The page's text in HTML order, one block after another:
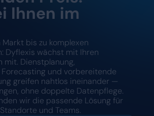
Ihnen im
Markt bis zu komplexen
Dyflexis wächst mit Ihren
mit. Dienstplanung,
und vorbereitende
greifen nahtlos ineinander —
ohne doppelte Datenpflege.
wir die passende Lösung für
und Teams.